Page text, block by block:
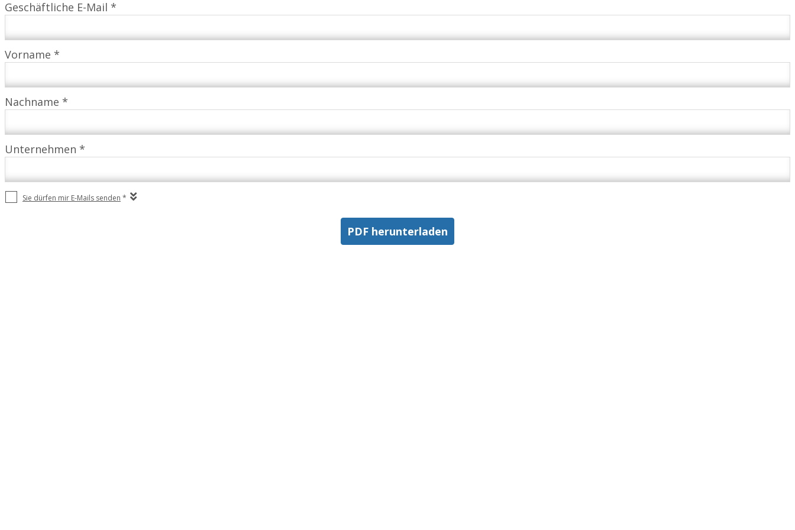
Geschäftliche E-Mail *
Vorname *
Nachname *
Unternehmen *
Sie dürfen mir E-Mails senden *
PDF herunterladen